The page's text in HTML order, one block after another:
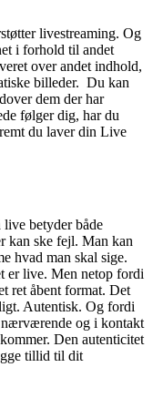
livestreaming. Og
i forhold til andet
over andet indhold,
billeder. Du kan
dem der har
følger dig, har du
du laver din Live
betyder både
kan ske fejl. Man kan
hvad man skal sige.
er live. Men netop fordi
ret åbent format. Det
Autentisk. Og fordi
nærværende og i kontakt
Den autenticitet
tillid til dit